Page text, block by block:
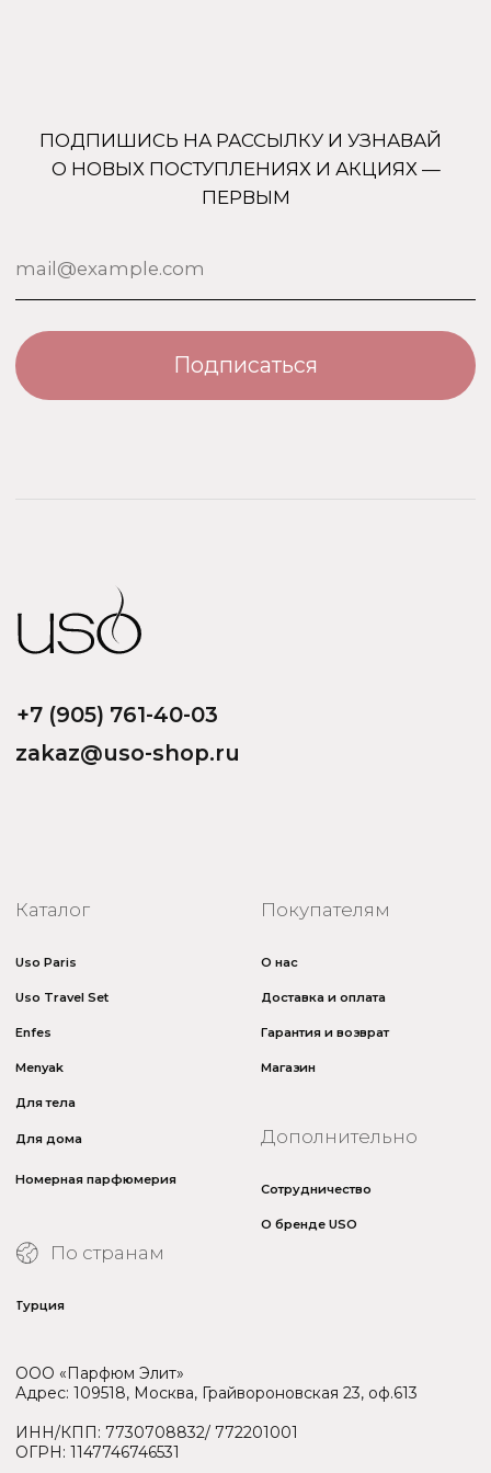
Номерная парфюмерия
ООО «Парфюм Элит»
ОГРН: 1147746746531
О бренде USO
Сотрудничество
Договор оферты